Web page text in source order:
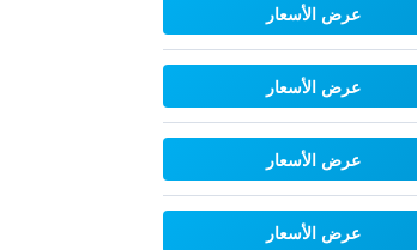
عرض الأسعار
عرض الأسعار
عرض الأسعار
عرض الأسعار